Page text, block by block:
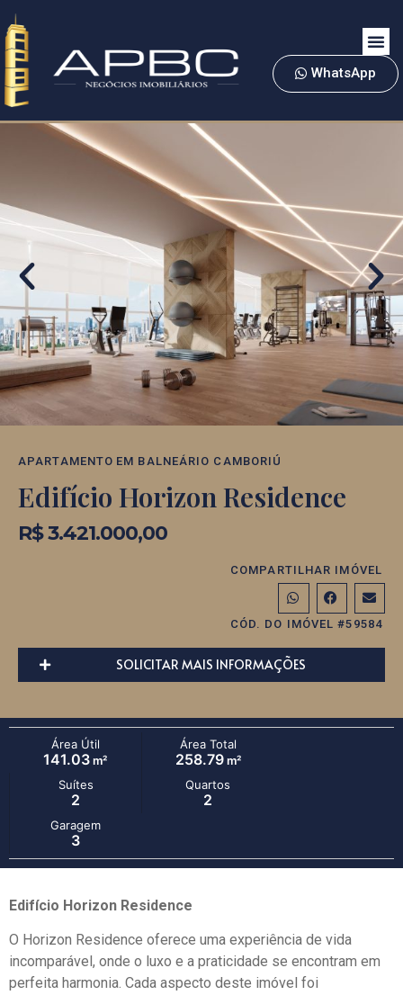
WhatsApp
APARTAMENTO EM BALNEÁRIO CAMBORIÚ
Edifício Horizon Residence
R$ 3.421.000,00
COMPARTILHAR IMÓVEL
CÓD. DO IMÓVEL #59584
SOLICITAR MAIS INFORMAÇÕES
Área Útil
141.03 m²
Área Total
258.79m²
Suítes
2
Quartos
2
Garagem
3
Edifício Horizon Residence
O Horizon Residence oferece uma experiência de vida
incomparável, onde o luxo e a praticidade se encontram em
perfeita harmonia. Cada aspecto deste imóvel foi